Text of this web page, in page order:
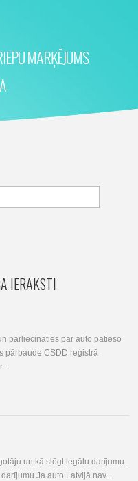
MARĶĒJUMS
IERAKSTI
pārliecināties par auto patieso
pārbaude CSDD reģistrā
un kā slēgt legālu darījumu.
Ja auto Latvijā nav...